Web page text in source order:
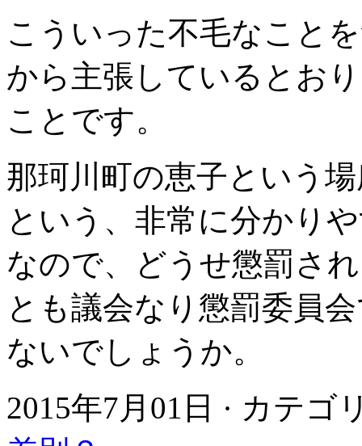
こういった不毛なこと
から主張しているとお
ことです。
那珂川町の恵子という
という、非常に分かり
なので、どうせ懲罰さ
とも議会なり懲罰委員
ないでしょうか。
2015年7月01日 · カテゴ